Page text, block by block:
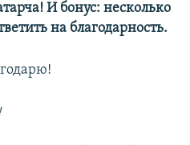
И бонус: несколько
на благодарность.